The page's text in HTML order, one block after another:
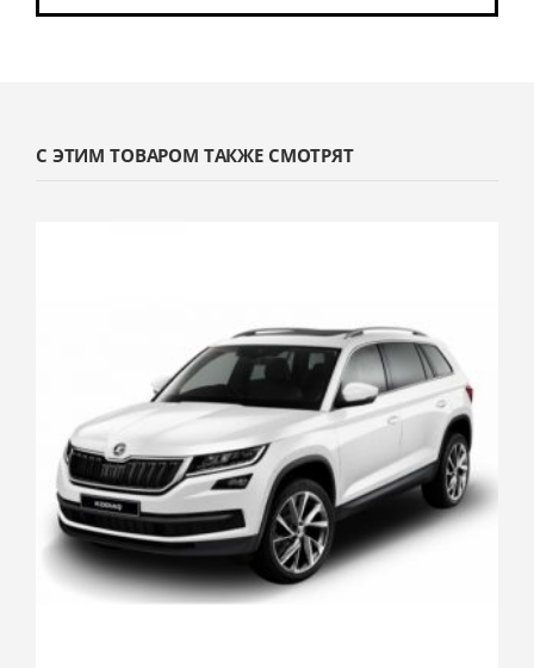
С ЭТИМ ТОВАРОМ ТАКЖЕ СМОТРЯТ